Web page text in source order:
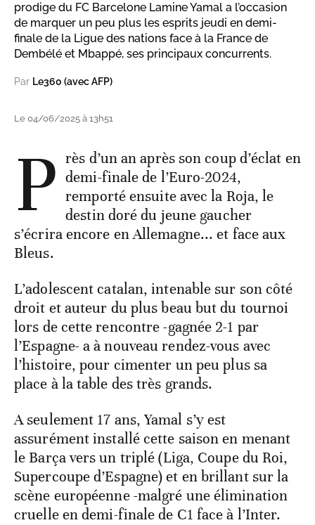
prodige du FC Barcelone Lamine Yamal a l’occasion
de marquer un peu plus les esprits jeudi en demi-
finale de la Ligue des nations face à la France de
Dembélé et Mbappé, ses principaux concurrents.
Par Le360 (avec AFP)
Le 04/06/2025 à 13h51
P rès d’un an après son coup d’éclat en
demi-finale de l’Euro-2024,
remporté ensuite avec la Roja, le
destin doré du jeune gaucher
s’écrira encore en Allemagne... et face aux
Bleus.
L’adolescent catalan, intenable sur son côté
droit et auteur du plus beau but du tournoi
lors de cette rencontre -gagnée 2-1 par
l’Espagne- a à nouveau rendez-vous avec
l’histoire, pour cimenter un peu plus sa
place à la table des très grands.
A seulement 17 ans, Yamal s’y est
assurément installé cette saison en menant
le Barça vers un triplé (Liga, Coupe du Roi,
Supercoupe d’Espagne) et en brillant sur la
scène européenne -malgré une élimination
cruelle en demi-finale de C1 face à l’Inter.